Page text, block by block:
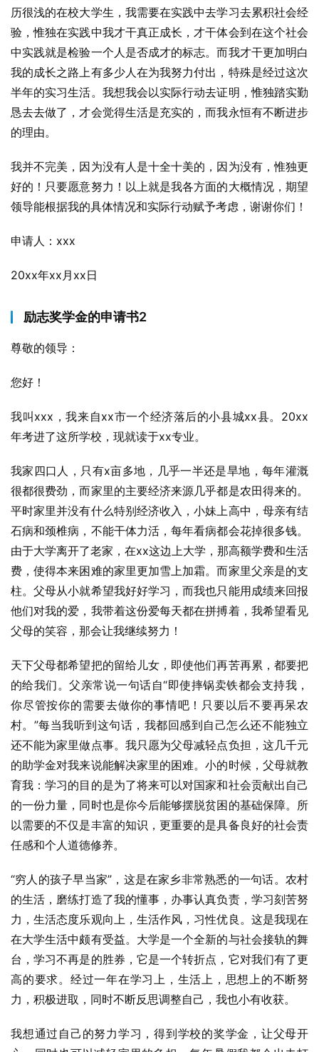
历很浅的在校大学生，我需要在实践中去学习去累积社会经
验，惟独在实践中我才干真正成长，才干体会到在这个社会
中实践就是检验一个人是否成才的标志。而我才干更加明白
我的成长之路上有多少人在为我努力付出，特殊是经过这次
半年的实习生活。我想我会以实际行动去证明，惟独踏实勤
恳去去做了，才会觉得生活是充实的，而我永恒有不断进步
的理由。
我并不完美，因为没有人是十全十美的，因为没有，惟独更
好的！只要愿意努力！以上就是我各方面的大概情况，期望
领导能根据我的具体情况和实际行动赋予考虑，谢谢你们！
申请人：xxx
20xx年xx月xx日
励志奖学金的申请书2
尊敬的领导：
您好！
我叫xxx，我来自xx市一个经济落后的小县城xx县。20xx
年考进了这所学校，现就读于xx专业。
我家四口人，只有x亩多地，几乎一半还是旱地，每年灌溉
很都很费劲，而家里的主要经济来源几乎都是农田得来的。
平时家里并没有什么特别经济收入，小妹上高中，母亲有结
石病和颈椎病，不能干体力活，每年看病都会花掉很多钱。
由于大学离开了老家，在xx这边上大学，那高额学费和生活
费，使得本来困难的家里更加雪上加霜。而家里父亲是的支
柱。父母从小就希望我好好学习，而我也只能用成绩来回报
他们对我的爱，我带着这份爱每天都在拼搏着，我希望看见
父母的笑容，那会让我继续努力！
天下父母都希望把的留给儿女，即使他们再苦再累，都要把
的给我们。父亲常说一句话自“即使摔锅卖铁都会支持我，
你尽管按你的需要去做你的事情吧！只要以后不要再呆农
村。”每当我听到这句话，我都回感到自己怎么还不能独立
还不能为家里做点事。我只愿为父母减轻点负担，这几千元
的助学金对我来说能解决家里的困难。小的时候，父母就教
育我：学习的目的是为了将来可以对国家和社会贡献出自己
的一份力量，同时也是你今后能够摆脱贫困的基础保障。所
以需要的不仅是丰富的知识，更重要的是具备良好的社会责
任感和个人道德修养。
“穷人的孩子早当家”，这是在家乡非常熟悉的一句话。农村
的生活，磨练打造了我的懂事，办事认真负责，学习刻苦努
力，生活态度乐观向上，生活作风，习性优良。这是我现在
在大学生活中颇有受益。大学是一个全新的与社会接轨的舞
台，学习不再是的胜券，它是一个转折点，它对我们有了更
高的要求。经过一年在学习上，生活上，思想上的不断努
力，积极进取，同时不断反思调整自己，我也小有收获。
我想通过自己的努力学习，得到学校的奖学金，让父母开